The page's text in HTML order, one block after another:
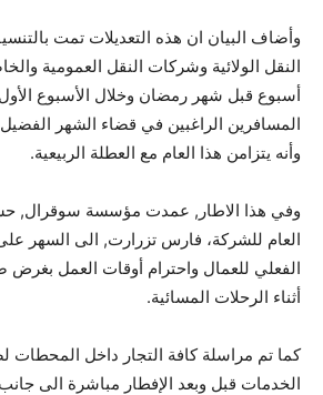
وأضاف البيان ان هذه التعديلات تمت
النقل الولائية وشركات النقل العمومية
أسبوع قبل شهر رمضان وخلال الأسبوع
المسافرين الراغبين في قضاء الشهر الفضيل
وأنه يتزامن هذا العام مع العطلة الربيعية.
وفي هذا الاطار, عمدت مؤسسة سوقرال,
العام للشركة، فارس تزرارت, الى السهر
الفعلي للعمال واحترام أوقات العمل
أثناء الرحلات المسائية.
كما تم مراسلة كافة التجار داخل
الخدمات قبل وبعد الإفطار مباشرة الى